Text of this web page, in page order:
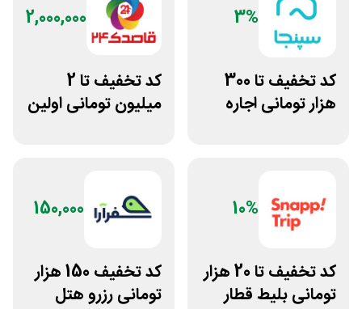
3%
کد تخفیف تا 300
هزار تومانی اجاره
2,000,000
کد تخفیف تا 2
میلیون تومانی اولین
10%
کد تخفیف تا 20 هزار
تومانی بلیط قطار
150,000
کد تخفیف 150 هزار
تومانی رزرو هتل